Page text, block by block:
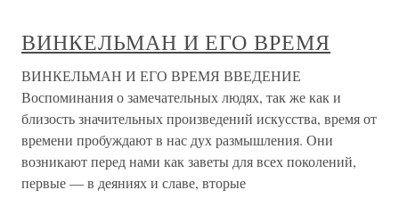
ВИНКЕЛЬМАН И ЕГО ВРЕМЯ
ВИНКЕЛЬМАН И ЕГО ВРЕМЯ ВВЕДЕНИЕ
Воспоминания о замечательных людях, так же как и
близость значительных произведений искусства, время от
времени пробуждают в нас дух размышления. Они
возникают перед нами как заветы для всех поколений,
первые — в деяниях и славе, вторые